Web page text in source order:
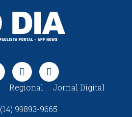
Regional Jornal Digital
(14) 99893-9665